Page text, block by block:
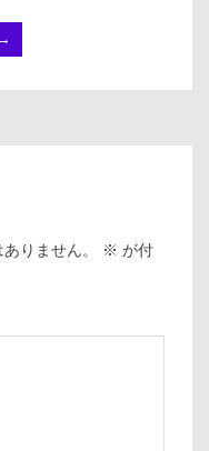
りません。 ※ が付